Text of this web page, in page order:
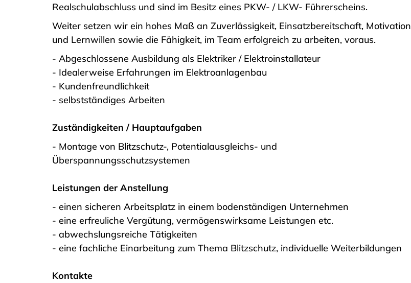
Realschulabschluss und sind im Besitz eines PKW- / LKW- Führerscheins.
Weiter setzen wir ein hohes Maß an Zuverlässigkeit, Einsatzbereitschaft, Motivation
und Lernwillen sowie die Fähigkeit, im Team erfolgreich zu arbeiten, voraus.
- Abgeschlossene Ausbildung als Elektriker / Elektroinstallateur
- Idealerweise Erfahrungen im Elektroanlagenbau
- Kundenfreundlichkeit
- selbstständiges Arbeiten
Zuständigkeiten / Hauptaufgaben
- Montage von Blitzschutz-, Potentialausgleichs- und
Überspannungsschutzsystemen
Leistungen der Anstellung
- einen sicheren Arbeitsplatz in einem bodenständigen Unternehmen
- eine erfreuliche Vergütung, vermögenswirksame Leistungen etc.
- abwechslungsreiche Tätigkeiten
- eine fachliche Einarbeitung zum Thema Blitzschutz, individuelle Weiterbildungen
Kontakte